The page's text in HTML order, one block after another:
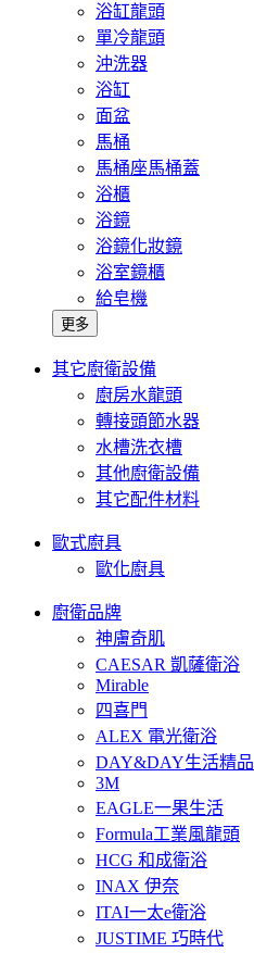
浴缸龍頭
單冷龍頭
沖洗器
浴缸
面盆
馬桶
馬桶座馬桶蓋
浴櫃
浴鏡
浴鏡化妝鏡
浴室鏡櫃
給皂機
更多
其它廚衛設備
廚房水龍頭
轉接頭節水器
水槽洗衣槽
其他廚衛設備
其它配件材料
歐式廚具
歐化廚具
廚衛品牌
神膚奇肌
CAESAR 凱薩衛浴
Mirable
四喜門
ALEX 電光衛浴
DAY&DAY生活精品
3M
EAGLE一果生活
Formula工業風龍頭
HCG 和成衛浴
INAX 伊奈
ITAI一太e衛浴
JUSTIME 巧時代